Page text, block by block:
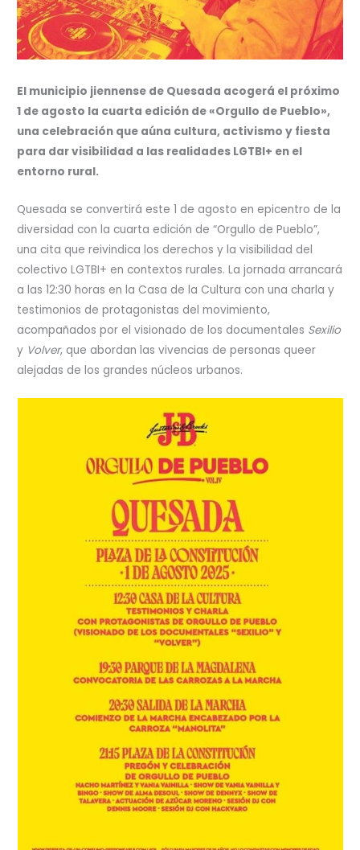
El municipio jiennense de Quesada acogerá el próximo
1 de agosto la cuarta edición de «Orgullo de Pueblo»,
una celebración que aúna cultura, activismo y fiesta
para dar visibilidad a las realidades LGTBI+ en el
entorno rural.
Quesada se convertirá este 1 de agosto en epicentro de la
diversidad con la cuarta edición de “Orgullo de Pueblo”,
una cita que reivindica los derechos y la visibilidad del
colectivo LGTBI+ en contextos rurales. La jornada arrancará
a las 12:30 horas en la Casa de la Cultura con una charla y
testimonios de protagonistas del movimiento,
acompañados por el visionado de los documentales Sexilio
y Volver, que abordan las vivencias de personas queer
alejadas de los grandes núcleos urbanos.